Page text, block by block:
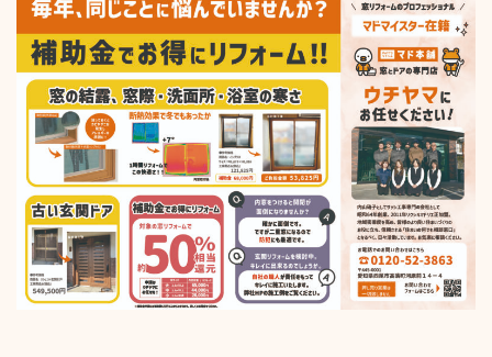
お見積り
窓まわり
玄関・浴室ドア
エクステリア(外構)
私たちの取り組み
会社情報&スタッフ紹介
採用情報